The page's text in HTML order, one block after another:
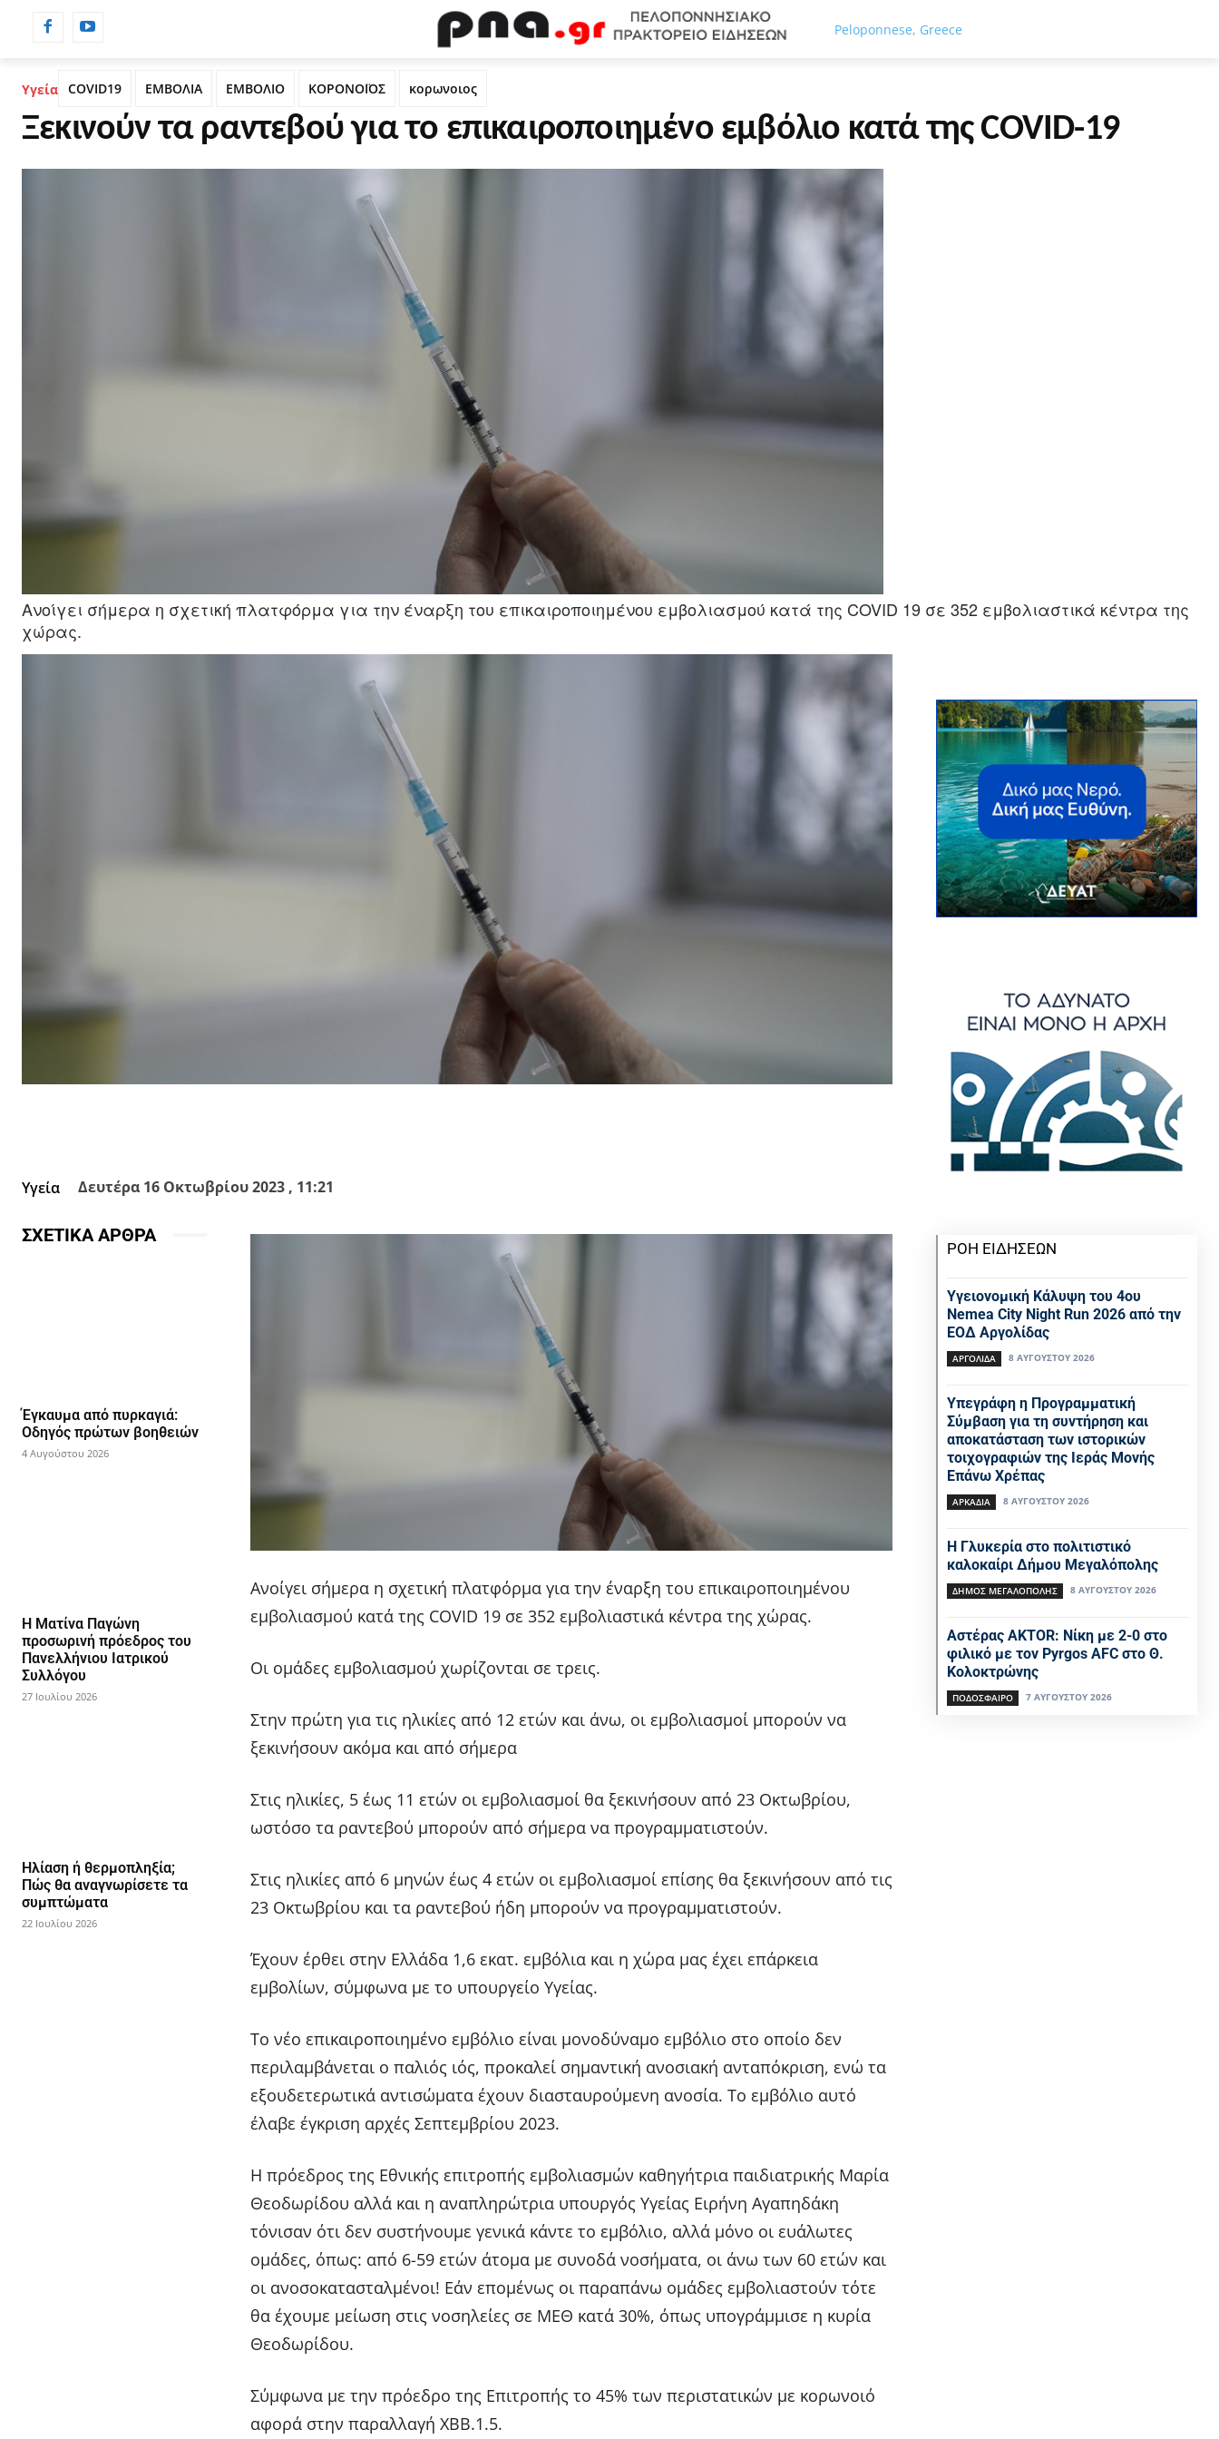
WEB TV ΟΙΚΟΝΟΜΙΑ ΠΟΛΙΤΙΣΜΟΣ ΚΟΙΝΩΝΙΑ ΤΟΥΡΙΣΜΟΣ
Peloponnese, Greece
Υγεία COVID19 ΕΜΒΟΛΙΑ ΕΜΒΟΛΙΟ ΚΟΡΟΝΟΪΟΣ κορωνοιος
Ξεκινούν τα ραντεβού για το επικαιροποιημένο εμβόλιο κατά της COVID-19
Ανοίγει σήμερα η σχετική πλατφόρμα για την έναρξη του επικαιροποιημένου εμβολιασμού κατά της COVID 19 σε 352 εμβολιαστικά κέντρα της
χώρας.
Υγεία Δευτέρα 16 Οκτωβρίου 2023 , 11:21
ΣΧΕΤΙΚΑ ΑΡΘΡΑ
Έγκαυμα από πυρκαγιά:
Οδηγός πρώτων βοηθειών
4 Αυγούστου 2026
Η Ματίνα Παγώνη
προσωρινή πρόεδρος του
Πανελλήνιου Ιατρικού
Συλλόγου
27 Ιουλίου 2026
Ηλίαση ή θερμοπληξία;
Πώς θα αναγνωρίσετε τα
συμπτώματα
22 Ιουλίου 2026
Ανοίγει σήμερα η σχετική πλατφόρμα για την έναρξη του επικαιροποιημένου
εμβολιασμού κατά της COVID 19 σε 352 εμβολιαστικά κέντρα της χώρας.
Οι ομάδες εμβολιασμού χωρίζονται σε τρεις.
Στην πρώτη για τις ηλικίες από 12 ετών και άνω, οι εμβολιασμοί μπορούν να
ξεκινήσουν ακόμα και από σήμερα
Στις ηλικίες, 5 έως 11 ετών οι εμβολιασμοί θα ξεκινήσουν από 23 Οκτωβρίου,
ωστόσο τα ραντεβού μπορούν από σήμερα να προγραμματιστούν.
Στις ηλικίες από 6 μηνών έως 4 ετών οι εμβολιασμοί επίσης θα ξεκινήσουν από τις
23 Οκτωβρίου και τα ραντεβού ήδη μπορούν να προγραμματιστούν.
Έχουν έρθει στην Ελλάδα 1,6 εκατ. εμβόλια και η χώρα μας έχει επάρκεια
εμβολίων, σύμφωνα με το υπουργείο Υγείας.
Το νέο επικαιροποιημένο εμβόλιο είναι μονοδύναμο εμβόλιο στο οποίο δεν
περιλαμβάνεται ο παλιός ιός, προκαλεί σημαντική ανοσιακή ανταπόκριση, ενώ τα
εξουδετερωτικά αντισώματα έχουν διασταυρούμενη ανοσία. Το εμβόλιο αυτό
έλαβε έγκριση αρχές Σεπτεμβρίου 2023.
Η πρόεδρος της Εθνικής επιτροπής εμβολιασμών καθηγήτρια παιδιατρικής Μαρία
Θεοδωρίδου αλλά και η αναπληρώτρια υπουργός Υγείας Ειρήνη Αγαπηδάκη
τόνισαν ότι δεν συστήνουμε γενικά κάντε το εμβόλιο, αλλά μόνο οι ευάλωτες
ομάδες, όπως: από 6-59 ετών άτομα με συνοδά νοσήματα, οι άνω των 60 ετών και
οι ανοσοκατασταλμένοι! Εάν επομένως οι παραπάνω ομάδες εμβολιαστούν τότε
θα έχουμε μείωση στις νοσηλείες σε ΜΕΘ κατά 30%, όπως υπογράμμισε η κυρία
Θεοδωρίδου.
Σύμφωνα με την πρόεδρο της Επιτροπής το 45% των περιστατικών με κορωνοιό
αφορά στην παραλλαγή ΧΒΒ.1.5.
ΡΟΗ ΕΙΔΗΣΕΩΝ
Υγειονομική Κάλυψη του 4ου
Nemea City Night Run 2026 από την
ΕΟΔ Αργολίδας
ΑΡΓΟΛΙΔΑ 8 ΑΥΓΟΎΣΤΟΥ 2026
Υπεγράφη η Προγραμματική
Σύμβαση για τη συντήρηση και
αποκατάσταση των ιστορικών
τοιχογραφιών της Ιεράς Μονής
Επάνω Χρέπας
ΑΡΚΑΔΙΑ 8 ΑΥΓΟΎΣΤΟΥ 2026
Η Γλυκερία στο πολιτιστικό
καλοκαίρι Δήμου Μεγαλόπολης
ΔΉΜΟΣ ΜΕΓΑΛΌΠΟΛΗΣ 8 ΑΥΓΟΎΣΤΟΥ 2026
Αστέρας AKTOR: Νίκη με 2-0 στο
φιλικό με τον Pyrgos AFC στο Θ.
Κολοκτρώνης
ΠΟΔΌΣΦΑΙΡΟ 7 ΑΥΓΟΎΣΤΟΥ 2026